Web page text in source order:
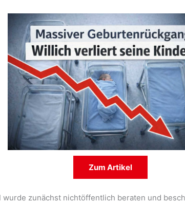
Zum Artikel
wurde zunächst nichtöffentlich beraten und